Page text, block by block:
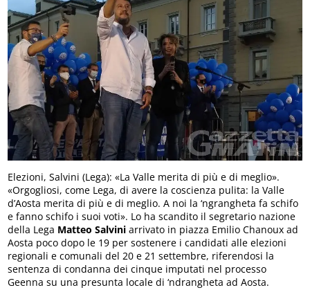
Elezioni, Salvini (Lega): «La Valle merita di più e di meglio».
«Orgogliosi, come Lega, di avere la coscienza pulita: la Valle
d’Aosta merita di più e di meglio. A noi la ‘ngrangheta fa schifo
e fanno schifo i suoi voti». Lo ha scandito il segretario nazione
della Lega Matteo Salvini arrivato in piazza Emilio Chanoux ad
Aosta poco dopo le 19 per sostenere i candidati alle elezioni
regionali e comunali del 20 e 21 settembre, riferendosi la
sentenza di condanna dei cinque imputati nel processo
Geenna su una presunta locale di ‘ndrangheta ad Aosta.